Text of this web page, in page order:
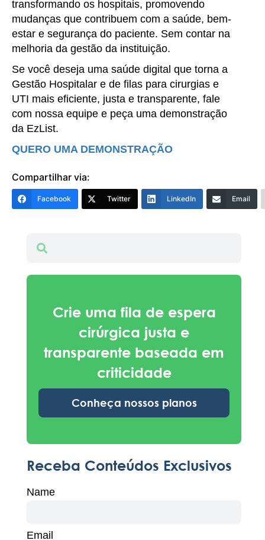
transformando os hospitais, promovendo
mudanças que contribuem com a saúde, bem-
estar e segurança do paciente. Sem contar na
melhoria da gestão da instituição.
Se você deseja uma saúde digital que torna a
Gestão Hospitalar e de filas para cirurgias e
UTI mais eficiente, justa e transparente, fale
com nossa equipe e peça uma demonstração
da EzList.
QUERO UMA DEMONSTRAÇÃO
Compartilhar via:
Facebook Twitter LinkedIn Email
Crie uma fila de espera
cirúrgica justa e
transparente baseada em
criticidade
Conheça nossos planos
Receba Conteúdos Exclusivos
Name
Email